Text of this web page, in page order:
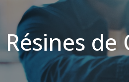
Résines